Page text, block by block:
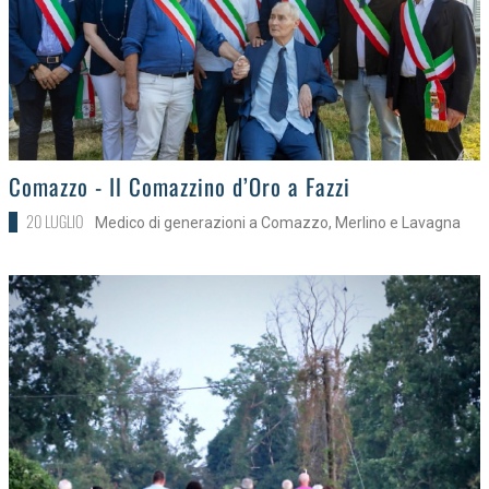
>
Comazzo - Il Comazzino d’Oro a Fazzi
20 LUGLIO Medico di generazioni a Comazzo, Merlino e Lavagna